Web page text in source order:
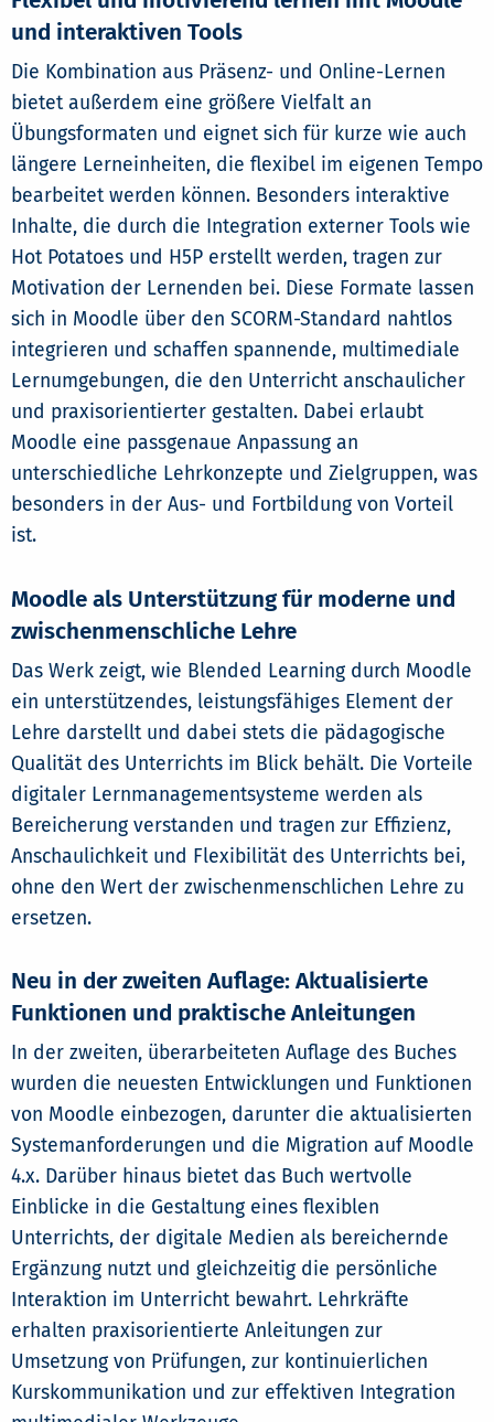
und interaktiven Tools
Die Kombination aus Präsenz- und Online-Lernen
bietet außerdem eine größere Vielfalt an
Übungsformaten und eignet sich für kurze wie auch
längere Lerneinheiten, die flexibel im eigenen Tempo
bearbeitet werden können. Besonders interaktive
Inhalte, die durch die Integration externer Tools wie
Hot Potatoes und H5P erstellt werden, tragen zur
Motivation der Lernenden bei. Diese Formate lassen
sich in Moodle über den SCORM-Standard nahtlos
integrieren und schaffen spannende, multimediale
Lernumgebungen, die den Unterricht anschaulicher
und praxisorientierter gestalten. Dabei erlaubt
Moodle eine passgenaue Anpassung an
unterschiedliche Lehrkonzepte und Zielgruppen, was
besonders in der Aus- und Fortbildung von Vorteil
ist.
Moodle als Unterstützung für moderne und
zwischenmenschliche Lehre
Das Werk zeigt, wie Blended Learning durch Moodle
ein unterstützendes, leistungsfähiges Element der
Lehre darstellt und dabei stets die pädagogische
Qualität des Unterrichts im Blick behält. Die Vorteile
digitaler Lernmanagementsysteme werden als
Bereicherung verstanden und tragen zur Effizienz,
Anschaulichkeit und Flexibilität des Unterrichts bei,
ohne den Wert der zwischenmenschlichen Lehre zu
ersetzen.
Neu in der zweiten Auflage: Aktualisierte
Funktionen und praktische Anleitungen
In der zweiten, überarbeiteten Auflage des Buches
wurden die neuesten Entwicklungen und Funktionen
von Moodle einbezogen, darunter die aktualisierten
Systemanforderungen und die Migration auf Moodle
4.x. Darüber hinaus bietet das Buch wertvolle
Einblicke in die Gestaltung eines flexiblen
Unterrichts, der digitale Medien als bereichernde
Ergänzung nutzt und gleichzeitig die persönliche
Interaktion im Unterricht bewahrt. Lehrkräfte
erhalten praxisorientierte Anleitungen zur
Umsetzung von Prüfungen, zur kontinuierlichen
Kurskommunikation und zur effektiven Integration